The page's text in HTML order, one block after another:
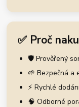
✅ Proč
🛡️ Prověřený
🌱 Bezpečná a
⚡ Rychlé
🧠 Odborné